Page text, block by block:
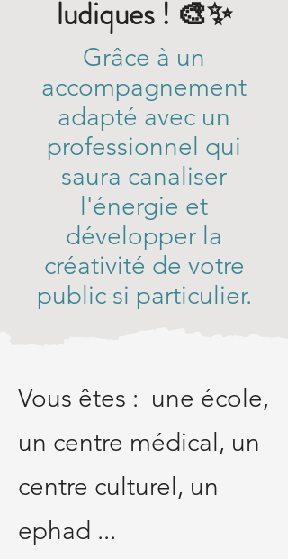
ludiques ! 🎨✨
Grâce à un
accompagnement
adapté avec un
professionnel qui
saura canaliser
l'énergie et
développer la
créativité de votre
public si particulier.
Vous êtes : une école,
un centre médical, un
centre culturel, un
ephad ...